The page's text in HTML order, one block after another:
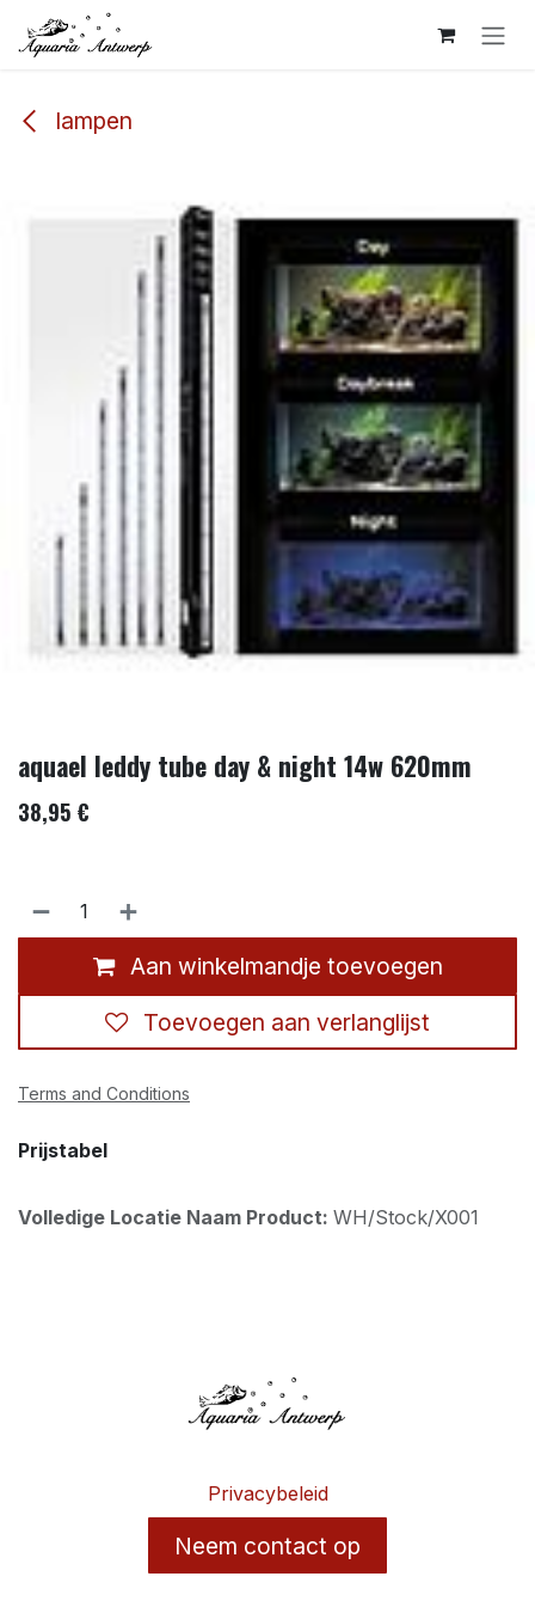
Overslaan naar inhoud
lampen
aquael leddy tube day & night 14w 620mm
38,95 €
Aan winkelmandje toevoegen
Toevoegen aan verlanglijst
Terms and Conditions
Prijstabel
Volledige Locatie Naam Product: WH/Stock/X001
Privacybeleid
Neem contact op